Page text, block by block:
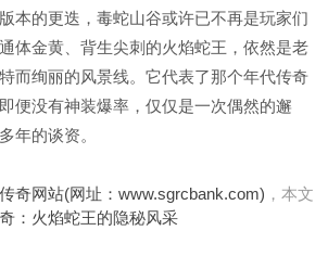
的更迭，毒蛇山谷或许已不再是玩家们
体金黄、背生尖刺的火焰蛇王，依然是老
而绚丽的风景线。它代表了那个年代传奇
没有神装爆率，仅仅是一次偶然的邂
年的谈资。
奇网站(网址：www.sgrcbank.com) ，本文
：火焰蛇王的隐秘风采